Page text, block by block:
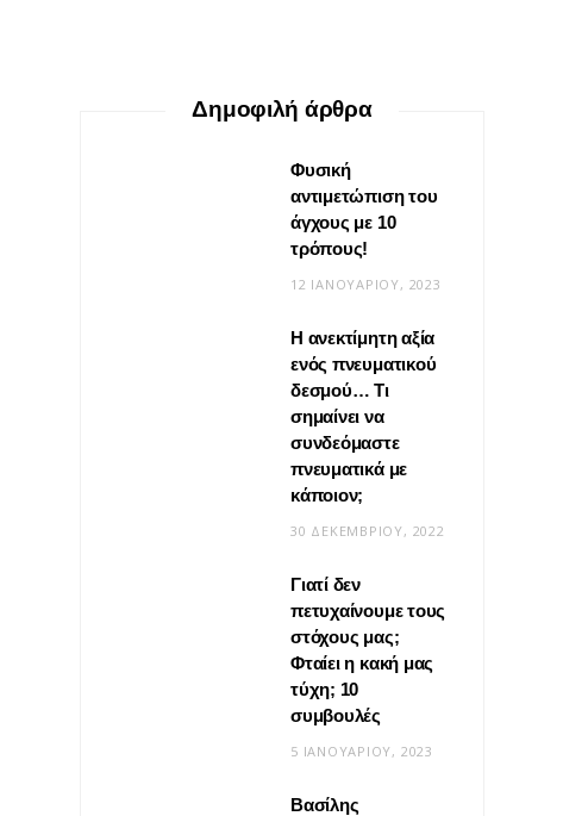
Βίντεο: Μεταμόρφωσε το
φουλάρι σου σε κιμονό
20 ΜΑΪ́ΟΥ, 2026
Δημοφιλή άρθρα
Φυσική
αντιμετώπιση του
άγχους με 10
τρόπους!
12 ΙΑΝΟΥΑΡΊΟΥ, 2023
Η ανεκτίμητη αξία
ενός πνευματικού
δεσμού… Τι
σημαίνει να
συνδεόμαστε
πνευματικά με
κάποιον;
30 ΔΕΚΕΜΒΡΊΟΥ, 2022
Γιατί δεν
πετυχαίνουμε τους
στόχους μας;
Φταίει η κακή μας
τύχη; 10
συμβουλές
5 ΙΑΝΟΥΑΡΊΟΥ, 2023
Βασίλης